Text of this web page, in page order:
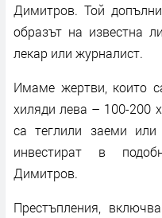
Димитров. Той
образът на известна
лекар или журналист.
Имаме жертви, които
хиляди лева – 100-200
са теглили заеми
инвестират в
Димитров.
Престъпления,